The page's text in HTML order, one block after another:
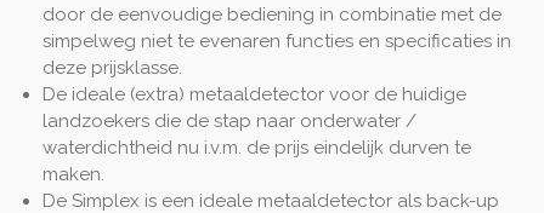
door de eenvoudige bediening in combinatie met de
simpelweg niet te evenaren functies en specificaties in
deze prijsklasse.
De ideale (extra) metaaldetector voor de huidige
landzoekers die de stap naar onderwater /
waterdichtheid nu i.v.m. de prijs eindelijk durven te
maken.
De Simplex is een ideale metaaldetector als back-up